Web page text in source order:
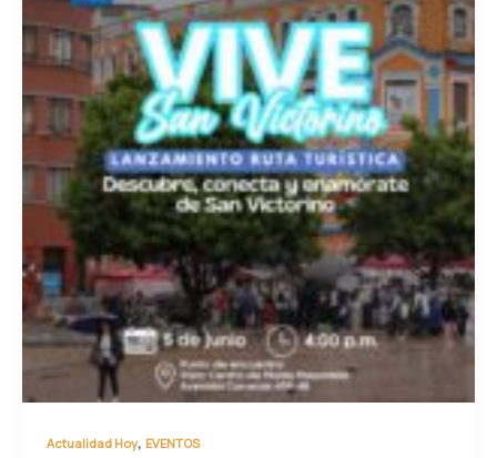
Actualidad Hoy, EVENTOS